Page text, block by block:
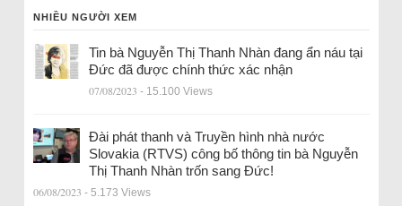
NHIỀU NGƯỜI XEM
Tin bà Nguyễn Thị Thanh Nhàn đang ẩn náu tại
Đức đã được chính thức xác nhận
07/08/2023 - 15.100 Views
Đài phát thanh và Truyền hình nhà nước
Slovakia (RTVS) công bố thông tin bà Nguyễn
Thị Thanh Nhàn trốn sang Đức!
06/08/2023 - 5.173 Views